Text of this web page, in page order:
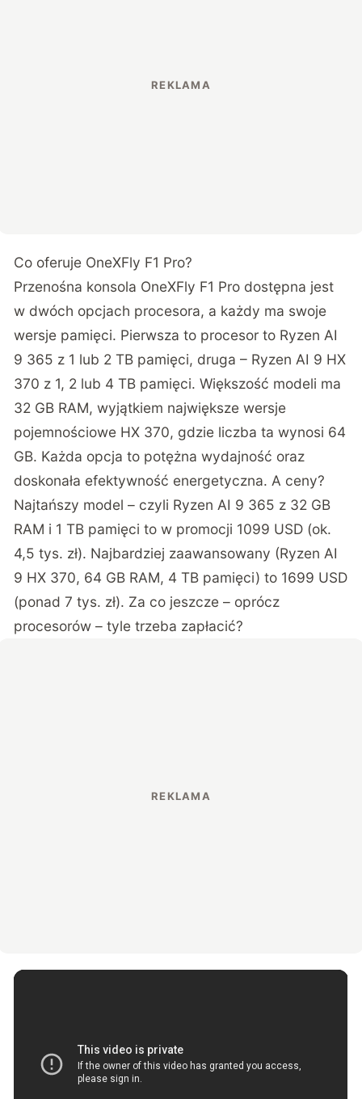
Co oferuje OneXFly F1 Pro?
Przenośna konsola OneXFly F1 Pro dostępna jest
w dwóch opcjach procesora, a każdy ma swoje
wersje pamięci. Pierwsza to procesor to Ryzen AI
9 365 z 1 lub 2 TB pamięci, druga – Ryzen AI 9 HX
370 z 1, 2 lub 4 TB pamięci. Większość modeli ma
32 GB RAM, wyjątkiem największe wersje
pojemnościowe HX 370, gdzie liczba ta wynosi 64
GB. Każda opcja to potężna wydajność oraz
doskonała efektywność energetyczna. A ceny?
Najtańszy model – czyli Ryzen AI 9 365 z 32 GB
RAM i 1 TB pamięci to w promocji 1099 USD (ok.
4,5 tys. zł). Najbardziej zaawansowany (Ryzen AI
9 HX 370, 64 GB RAM, 4 TB pamięci) to 1699 USD
(ponad 7 tys. zł). Za co jeszcze – oprócz
procesorów – tyle trzeba zapłacić?